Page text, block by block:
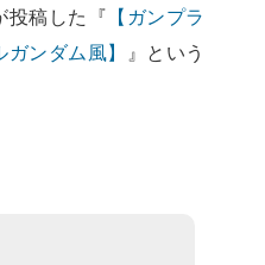
投稿した『 【ガンプラ
ンダム風】
』という